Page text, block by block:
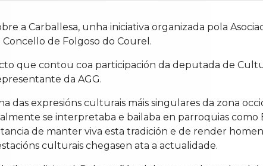
a Carballesa, unha iniciativa organizada pola
de Folgoso do Courel.
que contou coa participación da deputada de
da AGG.
das expresións culturais máis singulares da zona
se interpretaba e bailaba en parroquias como
de manter viva esta tradición e de render
culturais chegasen ata a actualidade.